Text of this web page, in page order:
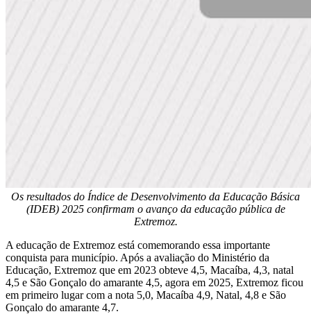
Os resultados do Índice de Desenvolvimento da Educação Básica
(IDEB) 2025 confirmam o avanço da educação pública de
Extremoz.
A educação de Extremoz está comemorando essa importante
conquista para município. Após a avaliação do Ministério da
Educação, Extremoz que em 2023 obteve 4,5, Macaíba, 4,3, natal
4,5 e São Gonçalo do amarante 4,5, agora em 2025, Extremoz ficou
em primeiro lugar com a nota 5,0, Macaíba 4,9, Natal, 4,8 e São
Gonçalo do amarante 4,7.